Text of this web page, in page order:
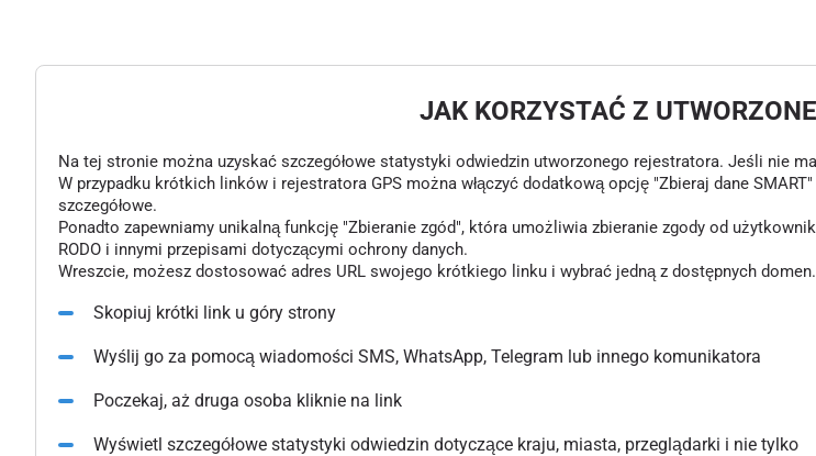
JAK KORZYSTAĆ Z
Na tej stronie można uzyskać szczegółowe statystyki odwiedzin utworzonego rejestratora. Jeśli nie
W przypadku krótkich linków i rejestratora GPS można włączyć dodatkową opcję "Zbieraj dane
szczegółowe.
Ponadto zapewniamy unikalną funkcję "Zbieranie zgód", która umożliwia zbieranie zgody od
RODO i innymi przepisami dotyczącymi ochrony danych.
Wreszcie, możesz dostosować adres URL swojego krótkiego linku i wybrać jedną z dostępnych
Skopiuj krótki link u góry strony
Wyślij go za pomocą wiadomości SMS, WhatsApp, Telegram lub innego komunikatora
Poczekaj, aż druga osoba kliknie na link
Wyświetl szczegółowe statystyki odwiedzin dotyczące kraju, miasta, przeglądarki i nie tylko